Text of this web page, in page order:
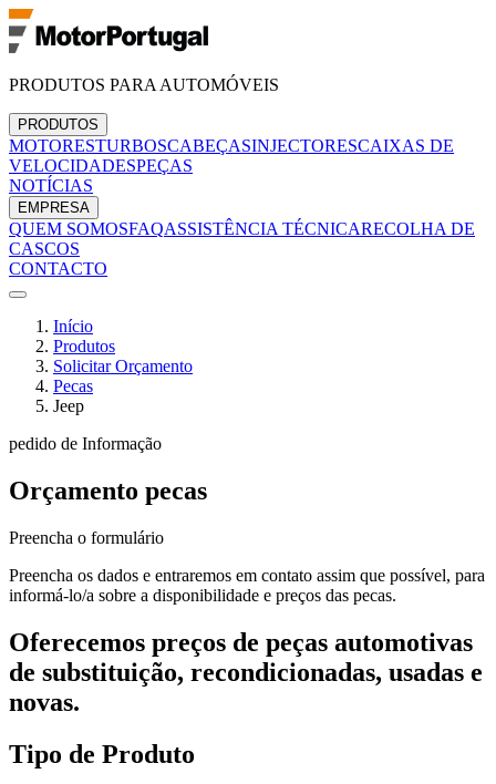
PRODUTOS PARA AUTOMÓVEIS
PRODUTOS
MOTORESTURBOSCABEÇASINJECTORESCAIXAS DE
VELOCIDADESPEÇAS
NOTÍCIAS
EMPRESA
QUEM SOMOSFAQASSISTÊNCIA TÉCNICARECOLHA DE
CASCOS
CONTACTO
Início
Produtos
Solicitar Orçamento
Pecas
Jeep
pedido de Informação
Orçamento pecas
Preencha o formulário
Preencha os dados e entraremos em contato assim que possível, para
informá-lo/a sobre a disponibilidade e preços das pecas.
Oferecemos preços de peças automotivas
de substituição, recondicionadas, usadas e
novas.
Tipo de Produto